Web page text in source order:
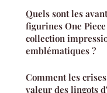
Quels sont les
figurines One
collection
emblématiques ?
Comment les
valeur des lingots